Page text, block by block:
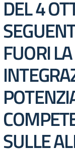
DEL 4
FUORI
SULLE